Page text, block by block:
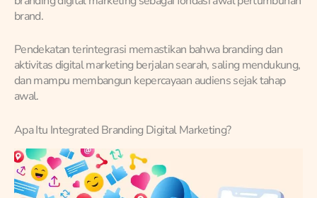
brand.
Pendekatan terintegrasi memastikan bahwa branding dan
aktivitas digital marketing berjalan searah, saling mendukung,
dan mampu membangun kepercayaan audiens sejak tahap
awal.
Apa Itu Integrated Branding Digital Marketing?